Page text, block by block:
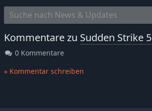
Kommentare zu Sudden Strike 5
0 Kommentare
» Kommentar schreiben